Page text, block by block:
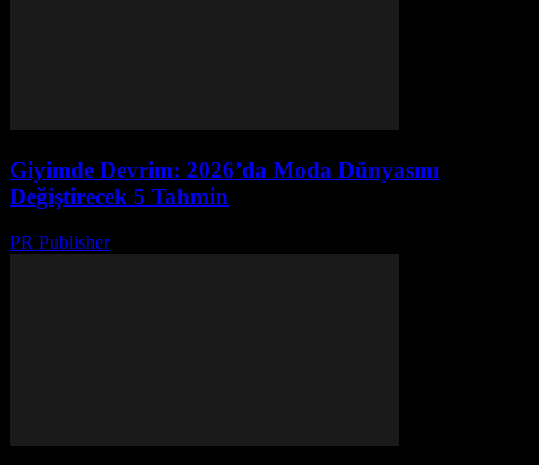
Giyimde Devrim: 2026’da Moda Dünyasını
Değiştirecek 5 Tahmin
PR Publisher-